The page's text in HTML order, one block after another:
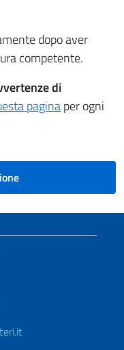
dopo aver
competente.
di
paginaper ogni